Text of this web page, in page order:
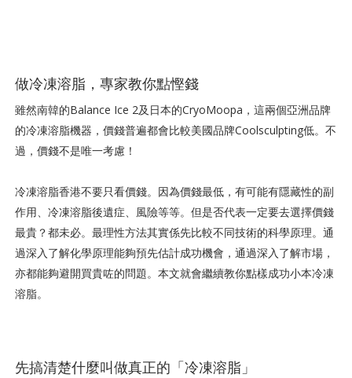
做冷凍溶脂，專家教你點慳錢
雖然南韓的Balance Ice 2及日本的CryoMoopa，這兩個亞洲品牌
的冷凍溶脂機器，價錢普遍都會比較美國品牌Coolsculpting低。不
過，價錢不是唯一考慮！
冷凍溶脂香港不要只看價錢。因為價錢最低，有可能有隱藏性的副
作用、冷凍溶脂後遺症、風險等等。但是否代表一定要去選擇價錢
最貴？都未必。最理性方法其實係先比較不同技術的科學原理。通
過深入了解化學原理能夠預先估計成功機會，通過深入了解市場，
亦都能夠避開買貴咗的問題。本文就會繼續教你點樣成功小本冷凍
溶脂。
先搞清楚什麼叫做真正的「冷凍溶脂」